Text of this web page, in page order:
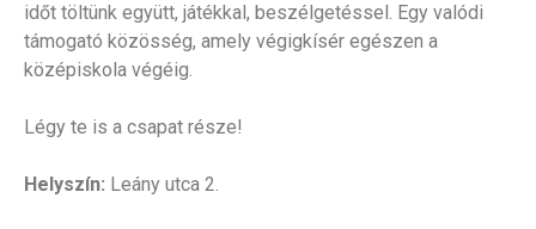
időt töltünk együtt, játékkal, beszélgetéssel. Egy valódi
támogató közösség, amely végigkísér egészen a
középiskola végéig.
Légy te is a csapat része!
Helyszín: Leány utca 2.